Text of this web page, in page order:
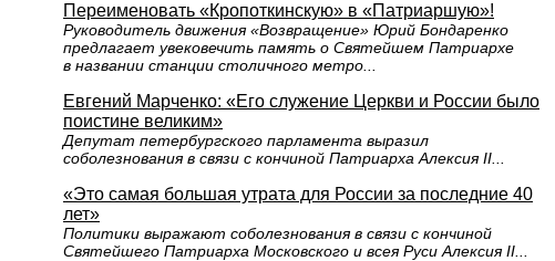
Переименовать «Кропоткинскую» в «Патриаршую»!
Руководитель движения «Возвращение» Юрий Бондаренко
предлагает увековечить память о Святейшем Патриархе
в названии станции столичного метро...
Евгений Марченко: «Его служение Церкви и России было
поистине великим»
Депутат петербургского парламента выразил
соболезнования в связи с кончиной Патриарха Алексия II...
«Это самая большая утрата для России за последние 40
лет»
Политики выражают соболезнования в связи с кончиной
Святейшего Патриарха Московского и всея Руси Алексия II...